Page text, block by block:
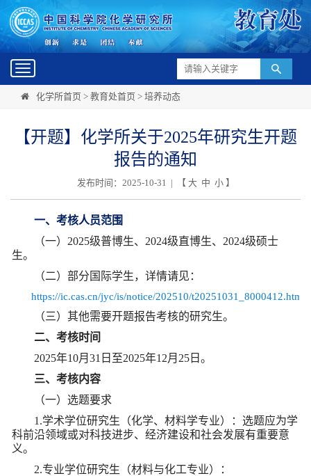
Toggle
navigation
化学所首页 > 教育处首页 > 培养动态
【开题】化学所关于2025年研究生开题
报告的通知
发布时间：2025-10-31 | 【 大 中 小】
一、考核人员范围
（一）2025级普博生、2024级直博生、2024级硕士
生。
（二）部分国际学生，详情请见：
https://ic.cas.cn/jyc/is/notice/202510/t20251031_8000412.html
（三）其他需要开题报告考核的研究生。
二、考核时间
2025年10月31日至2025年12月25日。
三、考核内容
（一）选题要求
1.学术学位研究生（化学、材料学专业）：选题应为学
科前沿领域或对科技进步、经济建设和社会发展有重要意
义。
2.专业学位研究生（材料与化工专业）：